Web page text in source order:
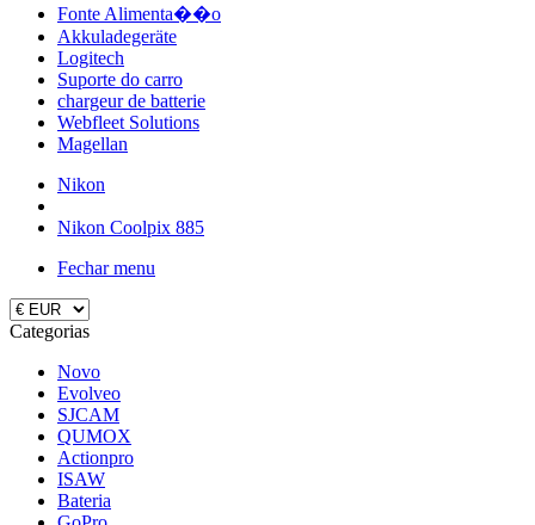
Fonte Alimenta��o
Akkuladegeräte
Logitech
Suporte do carro
chargeur de batterie
Webfleet Solutions
Magellan
Nikon
Nikon Coolpix 885
Fechar menu
Categorias
Novo
Evolveo
SJCAM
QUMOX
Actionpro
ISAW
Bateria